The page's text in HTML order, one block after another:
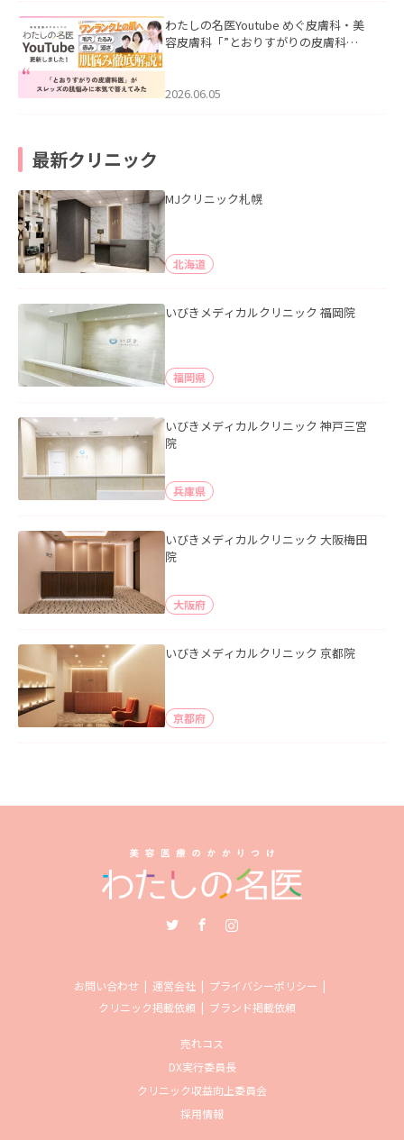
わたしの名医Youtube めぐ皮膚科・美
容皮膚科「”とおりすがりの皮膚科
2026.06.05
最新クリニック
MJクリニック札幌
北海道
いびきメディカルクリニック 福岡院
福岡県
いびきメディカルクリニック 神戸三宮
院
兵庫県
いびきメディカルクリニック 大阪梅田
院
大阪府
いびきメディカルクリニック 京都院
京都府
お問い合わせ 運営会社
プライバシーポリシー
クリニック掲載依頼
ブランド掲載依頼
売れコス
DX実行委員長
クリニック収益向上委員会
採用情報